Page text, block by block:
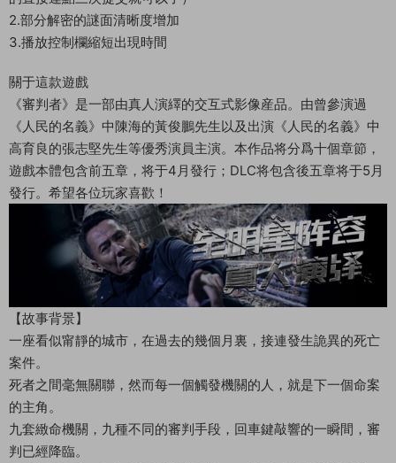
2.部分解密的謎面清晰度增加
3.播放控制欄縮短出現時間
關于這款遊戲
《審判者》是一部由真人演繹的交互式影像産品。由曾參演過
《人民的名義》中陳海的黃俊鵬先生以及出演《人民的名義》中
高育良的張志堅先生等優秀演員主演。本作品将分爲十個章節，
遊戲本體包含前五章，将于4月發行；DLC将包含後五章将于5月
發行。希望各位玩家喜歡！
【故事背景】
一座看似甯靜的城市，在過去的幾個月裏，接連發生詭異的死亡
案件。
死者之間毫無關聯，然而每一個觸發機關的人，就是下一個命案
的主角。
九套緻命機關，九種不同的審判手段，回車鍵敲響的一瞬間，審
判已經降臨。